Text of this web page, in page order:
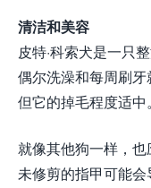
清洁和美容
皮特·科索犬是一只
偶尔洗澡和每周刷牙
但它的掉毛程度适中。
就像其他狗一样，也
未修剪的指甲可能会